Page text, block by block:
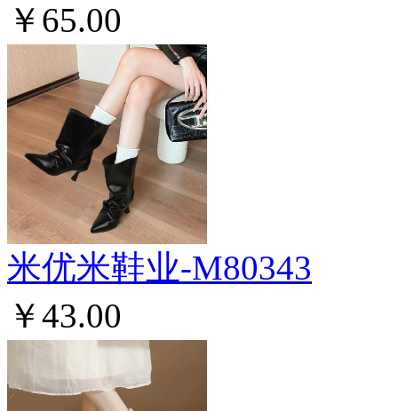
￥65.00
米优米鞋业-M80343
￥43.00